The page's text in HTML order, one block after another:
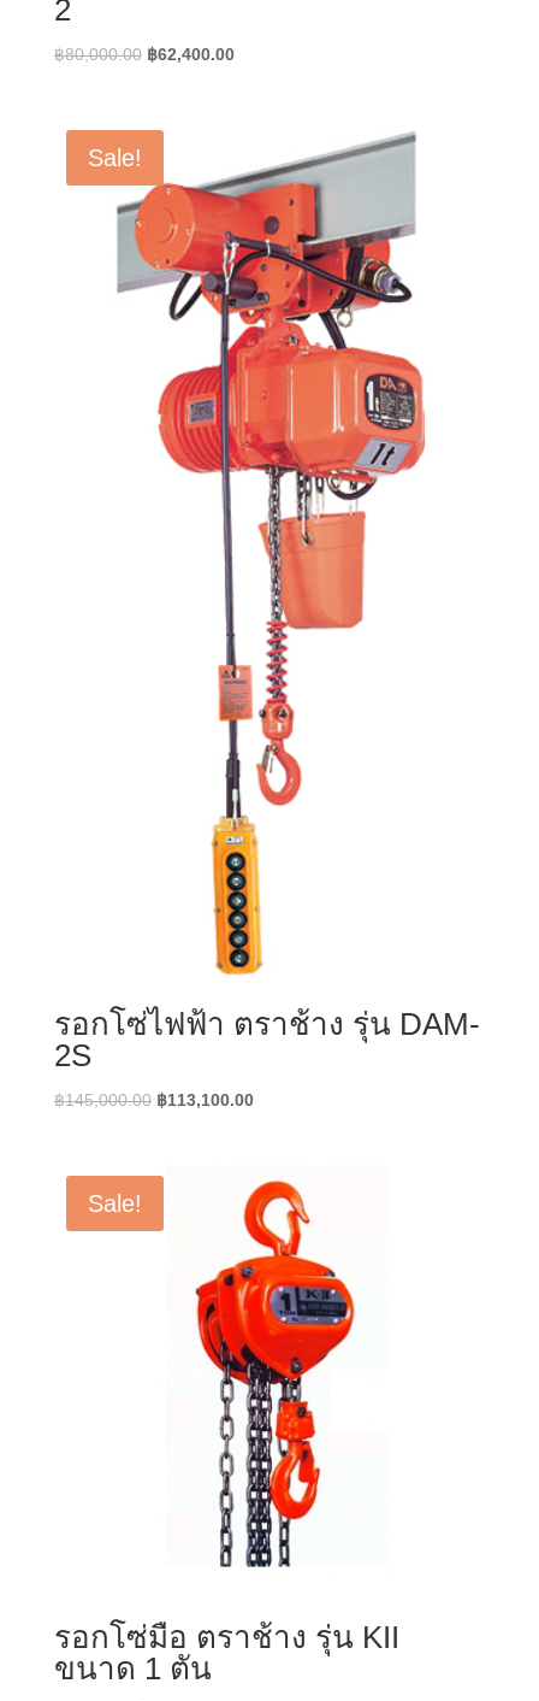
2
฿80,000.00 Original
฿80,000.00.
฿62,400.00Current
Sale!
รอกโซ่ไฟฟ้า ตราช้าง รุ่น DAM-
2S
฿145,000.00 Original
฿145,000.00.
฿113,100.00Current
฿113,100.00.
Sale!
รอกโซ่มือ ตราช้าง รุ่น KII
ขนาด 1 ตัน